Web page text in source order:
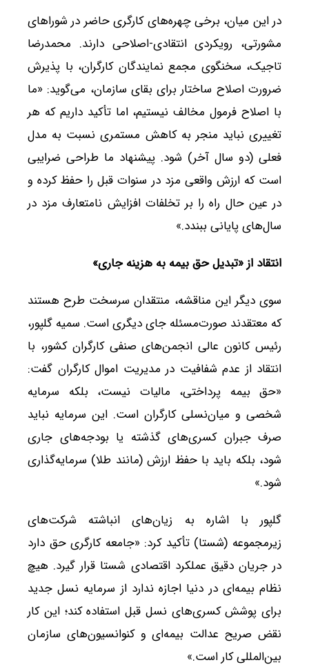
در این میان، برخی چهره‌های کارگری حاضر در شوراهای
مشورتی، رویکردی انتقادی-اصلاحی دارند. محمدرضا
تاجیک، سخنگوی مجمع نمایندگان کارگران، با پذیرش
ضرورت اصلاح ساختار برای بقای سازمان، می‌گوید: «ما
با اصلاح فرمول مخالف نیستیم، اما تأکید داریم که هر
تغییری نباید منجر به کاهش مستمری نسبت به مدل
فعلی (دو سال آخر) شود. پیشنهاد ما طراحی ضرایبی
است که ارزش واقعی مزد در سنوات قبل را حفظ کرده و
در عین حال راه را بر تخلفات افزایش نامتعارف مزد در
سال‌های پایانی ببندد.»
انتقاد از «تبدیل حق بیمه به هزینه جاری»
سوی دیگر این مناقشه، منتقدان سرسخت طرح هستند
که معتقدند صورت‌مسئله جای دیگری است. سمیه گلپور،
رئیس کانون عالی انجمن‌های صنفی کارگران کشور، با
انتقاد از عدم شفافیت در مدیریت اموال کارگران گفت:
«حق بیمه پرداختی، مالیات نیست، بلکه سرمایه
شخصی و میان‌نسلی کارگران است. این سرمایه نباید
صرف جبران کسری‌های گذشته یا بودجه‌های جاری
شود، بلکه باید با حفظ ارزش (مانند طلا) سرمایه‌گذاری
شود.»
گلپور با اشاره به زیان‌های انباشته شرکت‌های
زیرمجموعه (شستا) تأکید کرد: «جامعه کارگری حق دارد
در جریان دقیق عملکرد اقتصادی شستا قرار گیرد. هیچ
نظام بیمه‌ای در دنیا اجازه ندارد از سرمایه نسل جدید
برای پوشش کسری‌های نسل قبل استفاده کند؛ این کار
نقض صریح عدالت بیمه‌ای و کنوانسیون‌های سازمان
بین‌المللی کار است.»